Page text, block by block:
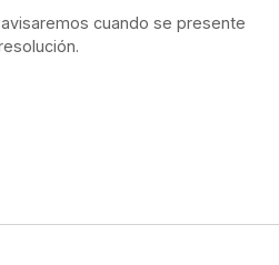
cuando se presente